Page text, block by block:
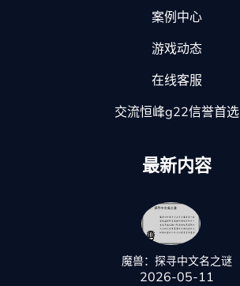
案例中心
游戏动态
在线客服
交流恒峰g22信誉首选
最新内容
魔兽：探寻中文名之谜
2026-05-11